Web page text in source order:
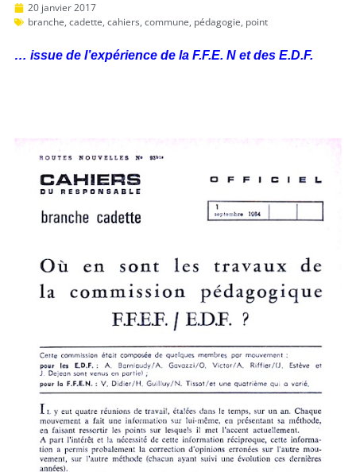
20 janvier 2017
branche, cadette, cahiers, commune, pédagogie, point
… issue de l’expérience de la F.F.E. N et des E.D.F.